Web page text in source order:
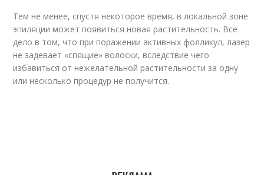
Тем не менее, спустя некоторое время, в локальной зоне
эпиляции может появиться новая растительность. Все
дело в том, что при поражении активных фолликул, лазер
не задевает «спящие» волоски, вследствие чего
избавиться от нежелательной растительности за одну
или несколько процедур не получится.